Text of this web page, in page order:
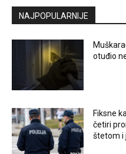
NAJPOPULARNIJE
otuđio
Fiksne
četiri
štetom i